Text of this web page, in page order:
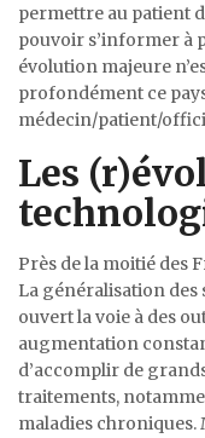
permettre au patient
pouvoir s’informer à
évolution majeure
profondément ce
médecin/patient/
Les
Près de la moitié des
La généralisation des
ouvert la voie à des
augmentation
d’accomplir de
traitements,
maladies chroniques.